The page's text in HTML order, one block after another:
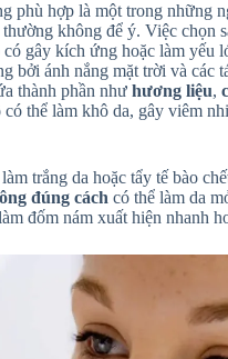
phù hợp là một trong những
không để ý. Việc chọn
gây kích ứng hoặc làm yếu
bởi ánh nắng mặt trời và các
thành phần như hương liệu,
có thể làm khô da, gây viêm
trắng da hoặc tẩy tế bào
đúng cách có thể làm da
đốm nám xuất hiện nhanh